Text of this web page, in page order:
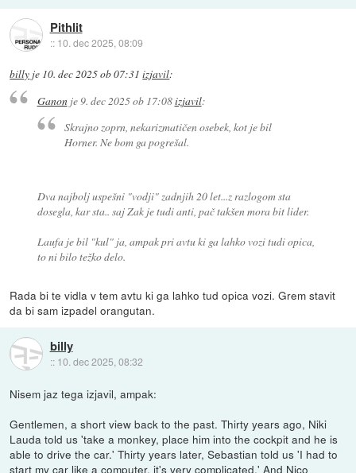
Pithlit
:: 10. dec 2025, 08:09
billy je 10. dec 2025 ob 07:31 izjavil:
Ganonje9. dec 2025 ob 17:08izjavil:
Skrajno zoprn, nekarizmatičen osebek, kot je bil
Horner. Ne bom ga pogrešal.
Dva najbolj uspešni "vodji" zadnjih 20 let...z razlogom sta
dosegla, kar sta.. saj Zak je tudi anti, pač takšen mora bit lider.
Laufa je bil "kul" ja, ampak pri avtu ki ga lahko vozi tudi opica,
to ni bilo težko delo.
Rada bi te vidla v tem avtu ki ga lahko tud opica vozi. Grem stavit
da bi sam izpadel orangutan.
billy
:: 10. dec 2025, 08:32
Nisem jaz tega izjavil, ampak:
Gentlemen, a short view back to the past. Thirty years ago, Niki
Lauda told us 'take a monkey, place him into the cockpit and he is
able to drive the car.' Thirty years later, Sebastian told us 'I had to
start my car like a computer, it's very complicated.' And Nico